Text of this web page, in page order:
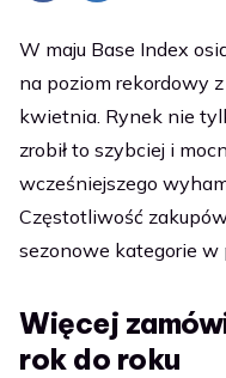
W maju Base Index
na poziom rekordowy
kwietnia. Rynek nie
zrobił to szybciej i
wcześniejszego
Częstotliwość
sezonowe kategorie w
Więcej
rok do roku